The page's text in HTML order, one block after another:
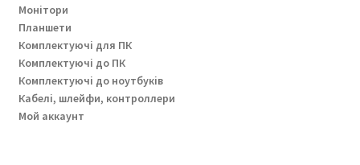
Монітори
Планшети
Комплектуючі для ПК
Комплектуючі до ПК
Комплектуючі до ноутбуків
Кабелі, шлейфи, контроллери
Мой аккаунт